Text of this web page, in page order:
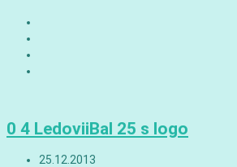
0 4 LedoviiBal 25 s logo
25.12.2013